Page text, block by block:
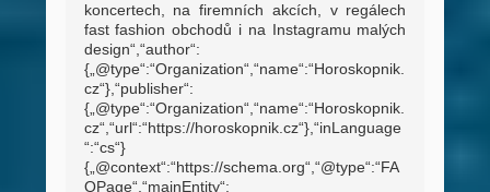
koncertech, na firemních akcích, v regálech
fast fashion obchodů i na Instagramu malých
design“,“author“:
{„@type“:“Organization“,“name“:“Horoskopnik.
cz“},“publisher“:
{„@type“:“Organization“,“name“:“Horoskopnik.
cz“,“url“:“https://horoskopnik.cz“},“inLanguage
“:“cs“}
{„@context“:“https://schema.org“,“@type“:“FA
QPage“,“mainEntity“: